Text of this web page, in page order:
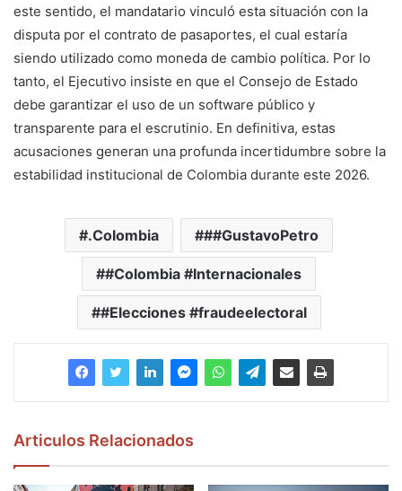
este sentido, el mandatario vinculó esta situación con la
disputa por el contrato de pasaportes, el cual estaría
siendo utilizado como moneda de cambio política. Por lo
tanto, el Ejecutivo insiste en que el Consejo de Estado
debe garantizar el uso de un software público y
transparente para el escrutinio. En definitiva, estas
acusaciones generan una profunda incertidumbre sobre la
estabilidad institucional de Colombia durante este 2026.
.Colombia ##GustavoPetro
#Colombia #Internacionales
#Elecciones #fraudeelectoral
Articulos Relacionados